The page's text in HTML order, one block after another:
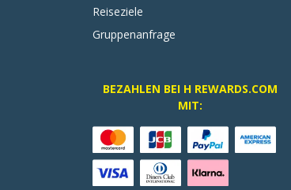
Reiseziele
Gruppenanfrage
BEZAHLEN BEI H REWARDS.COM
MIT: